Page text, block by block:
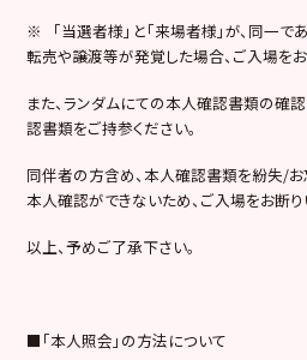
※ 「当選者様」と「来場者様」が、同一で
転売や譲渡等が発覚した場合、ご入場をお
また、ランダムにての本人確認書類の確
認書類をご持参ください。
同伴者の方含め、本人確認書類を紛失/
本人確認ができないため、ご入場をお断り
以上、予めご了承下さい。
■「本人照会」の方法について